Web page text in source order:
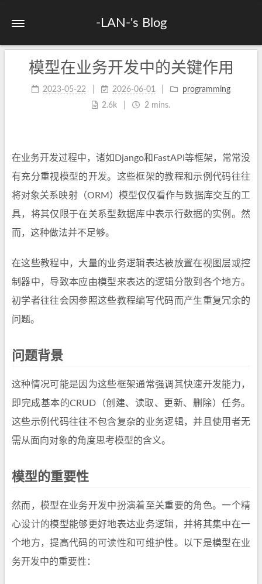
-LAN-'s Blog
模型在业务开发中的关键作用
2023-05-22 2026-06-01
programming
2.6k
2 mins.
在业务开发过程中，诸如Django和FastAPI等框架，常常没
有充分重视模型的开发。这些框架的教程和示例代码往往
将对象关系映射（ORM）模型仅仅看作与数据库交互的工
具，将其仅限于在关系型数据库中表示行数据的实例。然
而，这种做法并不足够。
在这些教程中，大量的业务逻辑表达被放置在视图层或控
制器中，导致本应由模型来表达的逻辑分散到各个地方。
初学者往往会因参照这些教程编写代码而产生重复冗余的
问题。
问题背景
这种情况可能是因为这些框架通常强调其快速开发能力，
即完成基本的CRUD（创建、读取、更新、删除）任务。
这些示例代码往往不包含复杂的业务逻辑，并且使用者无
需从面向对象的角度思考模型的含义。
模型的重要性
然而，模型在业务开发中扮演着至关重要的角色。一个精
心设计的模型能够更好地表达业务逻辑，并将其集中在一
个地方，提高代码的可读性和可维护性。以下是模型在业
务开发中的重要性：